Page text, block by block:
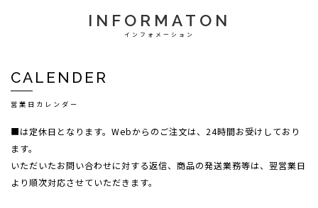
INFORMATON
インフォメーション
CALENDER
営業日カレンダー
■は定休日となります。Webからのご注文は、24時間お受けしており
ます。
いただいたお問い合わせに対する返信、商品の発送業務等は、翌営業日
より順次対応させていただきます。